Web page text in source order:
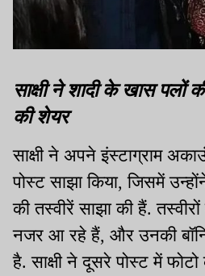
साक्षी ने शादी के खास पलों
की शेयर
साक्षी ने अपने इंस्टाग्राम
पोस्ट साझा किया, जिसमें
की तस्वीरें साझा की हैं.
नजर आ रहे हैं, और उनकी
है. साक्षी ने दूसरे पोस्ट में